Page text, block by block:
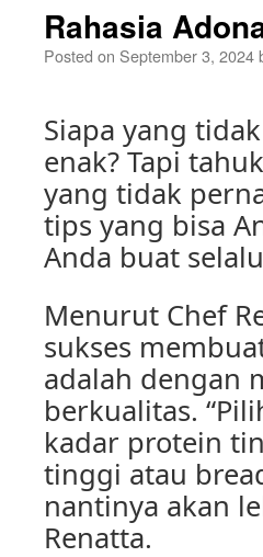
Rahasia
Posted on September 3, 2024
Siapa yang
enak? Tapi
yang tidak
tips yang bisa
Anda buat
Menurut Chef
sukses
adalah dengan
berkualitas.
kadar protein
tinggi atau
nantinya akan
Renatta.